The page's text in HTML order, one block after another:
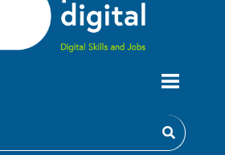
JAVA
é criar profissionais de TI com as